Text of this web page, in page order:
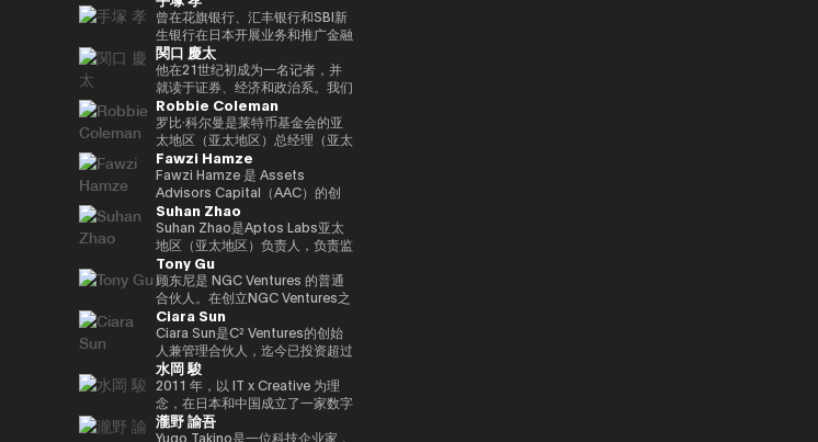
事。之后，他在DeNA和
MobilityTechnologies（现为
GO）从事MaaS业务，并参与了
GO的发布阶段。实施了多个项目
负责人。2021年加入NEC后，他
负责新的数字服务业务，例如
web3、生物识别、元宇宙和秘密
计算。
日本新监管框架下批准的第一个稳
定币。在加入 Circle 之前，他曾
在 Google Payments 担任合作
伙伴关系和业务发展方面的领导职
务。他促进了与代表日本的支付和
金融科技公司的战略联盟，除了负
责产品合作和市场战略规划外，他
还领导了澳大利亚和新西兰的市场
发布。此外，它领导了日本金融科
技公司的收购和采购经理人指数
（收购后整合），为加强谷歌在金
融科技领域的影响力做出了贡献。
在此之前，他负责监督美洲的全球
现金管理平台，并在三井住友银行
和JRI America（纽约）向巴西市
场扩张。他在传统金融和技术方面
拥有丰富的经验。获得欧洲工商管
理学院工商管理硕士学位。毕业于
南山大学政策管理学院。
域。他作为日本CoinDesk的创始
成员参与了此次发布会，并担任了
4年的主编。他于2025/1年加入日
本超级队，担任业务发展支持经
理，自2026/1年以来一直担任现
任职务。
曾在花旗银行、汇丰银行和SBI新
生银行在日本开展业务和推广金融
IT项目。之后，他监督了谷歌日本
的销售，并以字节跳动
（TikTok）副总裁的身份领导了
日本的业务增长。目前，作为
Startale Japan的首席执行官兼首
席执行官，他正在促进在日本市场
商业中使用区块链技术。
関口 慶太
他在21世纪初成为一名记者，并
就读于证券、经济和政治系。我们
与Kabutocho、Kasumigaseki和
Nagatacho一起从多角度报道金
融和市场。自 2020 年起担任金融
科技编辑。自25年起担任《日经
财经》副主编。合著了《加密货币
泡沫》和《NFT 教科书》。
Robbie Coleman
罗比·科尔曼是莱特币基金会的亚
太地区（亚太地区）总经理（亚太
地区负责人）。自2017年以来，
该非营利组织一直专注于莱特币
（LTC）的推广、开发和生态系统
的发展。Robbie在数字资产/加密
资产（加密）领域工作了11年，
并支持了全球交易所、钱包、隐私
工具以及莱特币基金会活动之外的
各种项目的建立、共同创立和启
动。作为亚太区总经理，Robbie
负责与该地区的机构投资者、监管
机构和政府建立关系并扩大莱特币
的影响力。此外，他还代表莱特币
出席会议、峰会和媒体，除了在工
作量证明峰会、AusCrypto、区
块链中心和莱特币峰会上发表主题
演讲外，他还出现在CIS、Token
2049等的炉边和小组讨论会上。
Fawzi Hamze
Fawzi Hamze 是 Assets
Advisors Capital（AAC）的创
始人兼董事长。AAC 是一家国际
投资与咨询控股集团，在东京与阿
联酋之间开展业务。AAC 负责管
理一系列专业机构的投资组合，业
务涵盖房地产投资、金融咨询、数
字资产基础设施以及科技创业项
目，致力于为希望在亚洲和海湾地
区获得结构化投资机会的国际投资
者和机构提供支持。 Hamze 在国
际金融和跨境交易领域拥有超过
15年的经验，与参与全球资本配
置和战略投资项目的私人投资者、
家族办公室以及机构合作伙伴保持
密切合作。 他的工作重点在于传
Suhan Zhao
Suhan Zhao是Aptos Labs亚太
地区（亚太地区）负责人，负责监
督Aptos的区域战略、业务增长和
战略合作伙伴关系，Aptos是一款
面向机构投资者的高性能公共第一
层区块链。在加入Aptos Labs之
前，他在Ripple Labs领导了亚太
地区的重大战略合作伙伴关系和市
场网络扩张，并在与金融机构、银
行和企业公司密切合作的同时，促
进了区块链的社会实施和传播。在
他职业生涯的早期，他曾在摩根大
通和标普环球工作，并在新加坡和
Tony Gu
顾东尼是 NGC Ventures 的普通
合伙人。在创立NGC Ventures之
前，他是跨境收购咨询公司
Rhodium Capital的普通合伙
人。Tony专注于北亚国家的大规
模收购交易，并在科技、金融服务
和消费领域完成了多笔交易，总交
易额超过10亿美元。
Ciara Sun
Ciara Sun是C² Ventures的创始
人兼管理合伙人，迄今已投资超过
150万美元，专注于帮助开发人员
构建和扩展下一代Web3应用程
序。在成立C² Ventures之前，他
曾担任火币集团副总裁，负责监督
全球业务发展、全球市场、机构投
水岡 駿
2011 年，以 IT x Creative 为理
念，在日本和中国成立了一家数字
营销机构。2017年，他与他人共
同创立了定制手表制造商
瀧野 諭吾
Yugo Takino是一位科技企业家，